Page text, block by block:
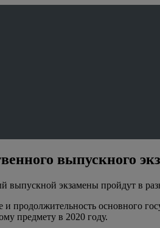
выпускного
выпускной экзамены пройдут в
продолжительность основного
предмету в 2020 году.